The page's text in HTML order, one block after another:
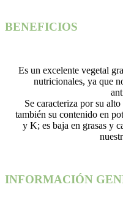
BENEFICIOS
Es un excelente vegetal
nutricionales, ya que
Se caracteriza por su
también su contenido en
y K; es baja en grasas y
INFORMACIÓN